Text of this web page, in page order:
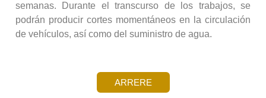
semanas. Durante el transcurso de los trabajos, se
podrán producir cortes momentáneos en la circulación
de vehículos, así como del suministro de agua.
ARRERE